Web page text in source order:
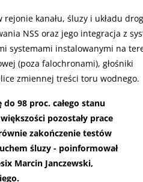
kanału, śluzy i układu
NSS oraz jego integracja z
systemami instalowanymi na
(poza falochronami), głośniki
zmiennej treści toru wodnego.
98 proc. całego stanu
pozostały prace
zakończenie testów
śluzy - poinformował
Marcin Janczewski,